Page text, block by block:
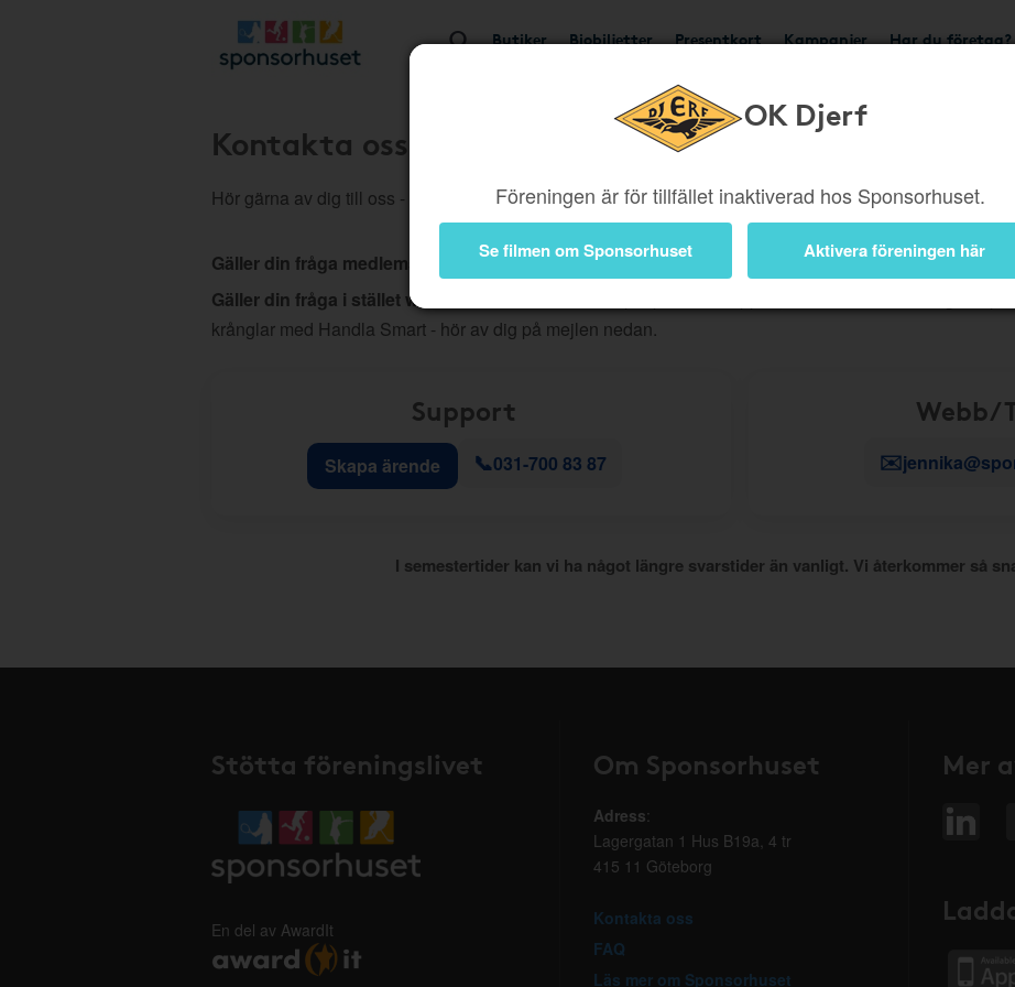
Butiker Biobiljetter Presentkort Kampanjer Har du företag?
OK Djerf
Föreningen är för tillfället inaktiverad hos Sponsorhuset.
Se filmen om Sponsorhuset Aktivera föreningen här
Kontakta oss
Hör gärna av dig till oss - vi hjälper dig snabbt vidare. För att du ska få rätt hjälp direkt är det viktigt att
Gäller din fråga medlemskap, köp, beställningar eller andra kundserviceärenden?Skapa då ett
Gäller din fråga i stället webb eller teknik
- till exempel problem i appen, en länk som inte fungerar
krånglar med Handla Smart - hör av dig på mejlen nedan.
Support
Skapa ärende 📞031-700 83 87
Webb/
✉️
I semestertider kan vi ha något längre svarstider än vanligt. Vi återkommer så
Stötta föreningslivet
En del av AwardIt
Om Sponsorhuset
Adress:
Lagergatan 1 Hus B19a, 4 tr
415 11 Göteborg
Kontakta oss
FAQ
Läs mer om Sponsorhuset
Mer